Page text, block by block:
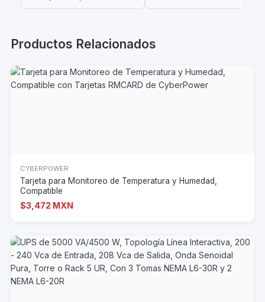
Productos Relacionados
CYBERPOWER
Tarjeta para Monitoreo de Temperatura y Humedad,
Compatible
$3,472 MXN